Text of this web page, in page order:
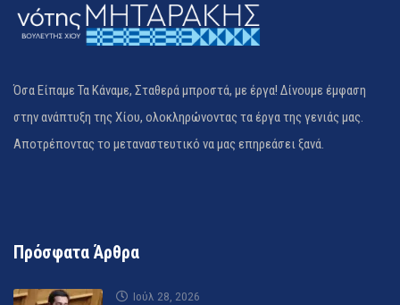
Όσα Είπαμε Τα Κάναμε, Σταθερά μπροστά, με έργα! Δίνουμε έμφαση
στην ανάπτυξη της Χίου, ολοκληρώνοντας τα έργα της γενιάς μας.
Αποτρέποντας το μεταναστευτικό να μας επηρεάσει ξανά.
Πρόσφατα Άρθρα
Ιούλ 28, 2026